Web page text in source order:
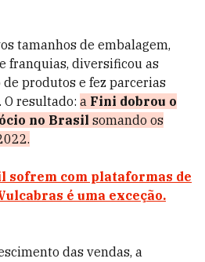
tamanhos de embalagem,
franquias, diversificou as
produtos e fez parcerias
resultado: a Fini dobrou o
no Brasil somando os
sofrem com plataformas de
é uma exceção.
das vendas, a